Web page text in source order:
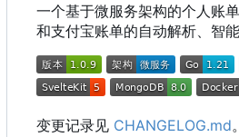
一个基于微服务架构的个人账
和支付宝账单的自动解析、智
变更记录见 CHANGELOG.md。